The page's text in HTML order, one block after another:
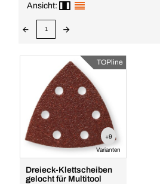
Ansicht:
1
TOPline
+9
Varianten
Dreieck-Klettscheiben
gelocht für Multitool